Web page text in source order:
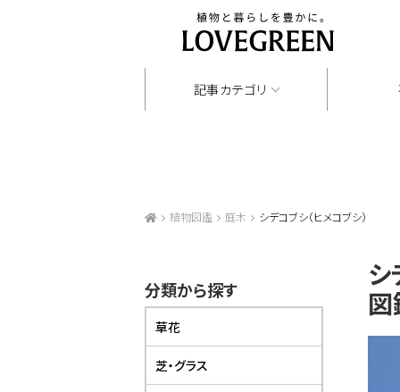
記事カテゴリ
植物図鑑 庭木 シデコブシ（ヒメコブシ）
シ
分類から探す
草花
芝・グラス